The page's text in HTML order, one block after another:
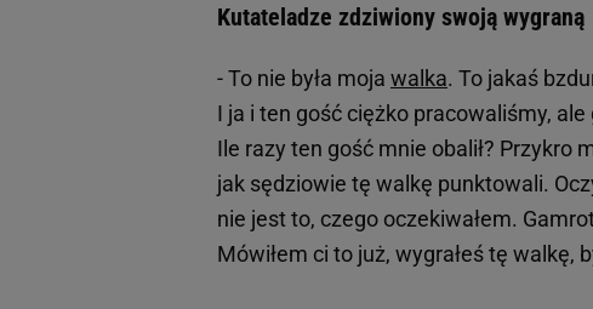
Kutateladze zdziwiony swoją wygraną
- To nie była moja walka. To jakaś
I ja i ten gość ciężko pracowaliśmy,
Ile razy ten gość mnie obalił? Przykro
jak sędziowie tę walkę punktowali.
nie jest to, czego oczekiwałem.
Mówiłem ci to już, wygrałeś tę walkę,